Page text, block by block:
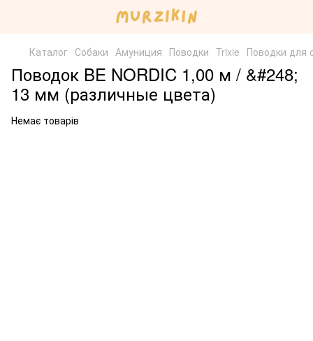
Каталог Собаки Амуниция Поводки Trixie Поводки для
Поводок BE NORDIC 1,00 м / &#248;
13 мм (различные цвета)
Немає товарів